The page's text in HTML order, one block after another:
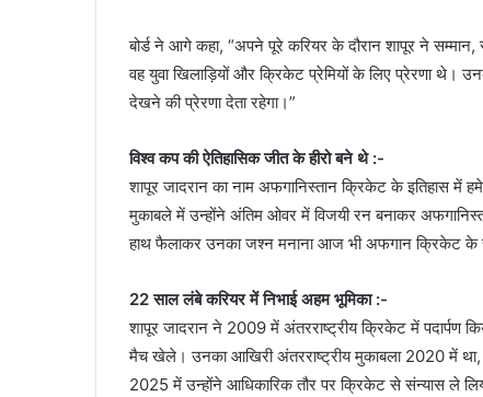
बोर्ड ने आगे कहा, “अपने पूरे करियर के दौरान शापूर ने
वह युवा खिलाड़ियों और क्रिकेट प्रेमियों के लिए प्रेरणा थे।
देखने की प्रेरणा देता रहेगा।”
विश्व कप की ऐतिहासिक जीत के हीरो बने थे :-
शापूर जादरान का नाम अफगानिस्तान क्रिकेट के इतिहास में
मुकाबले में उन्होंने अंतिम ओवर में विजयी रन बनाकर
हाथ फैलाकर उनका जश्न मनाना आज भी अफगान क्रिकेट के
22 साल लंबे करियर में निभाई अहम भूमिका :-
शापूर जादरान ने 2009 में अंतरराष्ट्रीय क्रिकेट में पदार्पण
मैच खेले। उनका आखिरी अंतरराष्ट्रीय मुकाबला 2020 में
2025 में उन्होंने आधिकारिक तौर पर क्रिकेट से संन्यास ले